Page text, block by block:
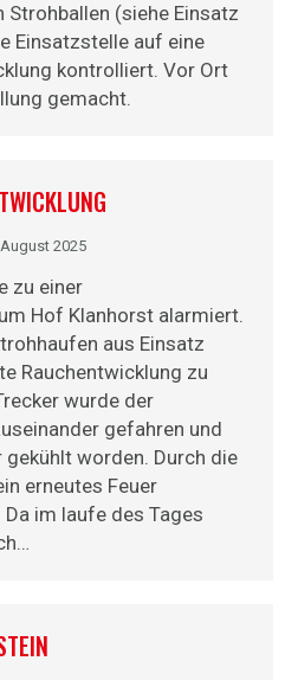
Strohballen (siehe Einsatz
Einsatzstelle auf eine
kontrolliert. Vor Ort
gemacht.
2025
zu einer
Hof Klanhorst alarmiert.
aus Einsatz
Rauchentwicklung zu
wurde der
gefahren und
gekühlt worden. Durch die
erneutes Feuer
im laufe des Tages